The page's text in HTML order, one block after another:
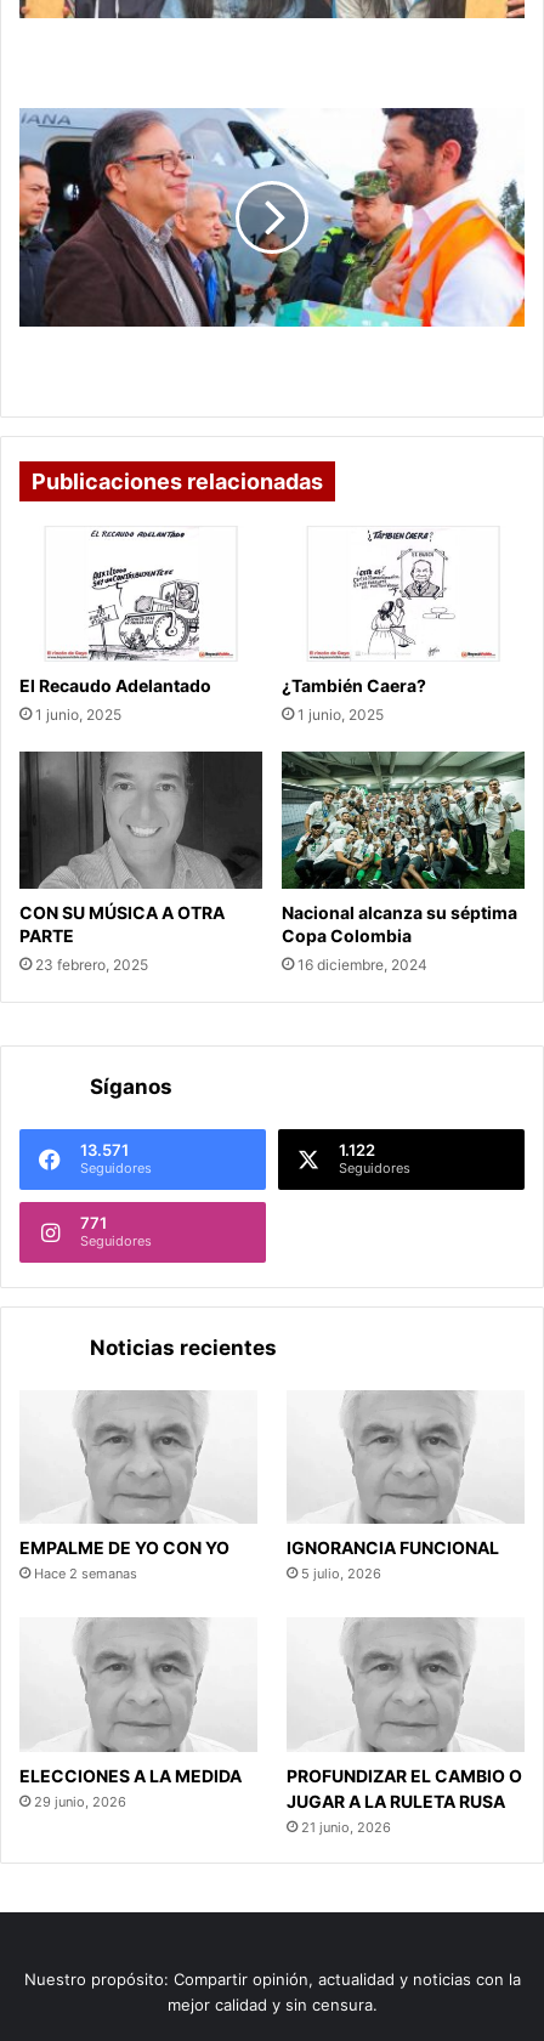
Paipa
tendrá
circuito
cerrado
de
televisión
para
seguridad
Publicaciones relacionadas
El Recaudo Adelantado
1 junio, 2025
¿También Caera?
1 junio, 2025
CON SU MÚSICA A OTRA
PARTE
23 febrero, 2025
Nacional alcanza su séptima
Copa Colombia
16 diciembre, 2024
Síganos
13.571
Seguidores
1.122
Seguidores
771
Seguidores
Noticias recientes
EMPALME DE YO CON YO
Hace 2 semanas
IGNORANCIA FUNCIONAL
5 julio, 2026
ELECCIONES A LA MEDIDA
29 junio, 2026
PROFUNDIZAR EL CAMBIO O
JUGAR A LA RULETA RUSA
21 junio, 2026
Nuestro propósito: Compartir opinión, actualidad y noticias con la
mejor calidad y sin censura.